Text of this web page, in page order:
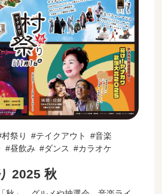
村祭り テイクアウト
音楽
昼飲み ダンス カラオケ
2025 秋